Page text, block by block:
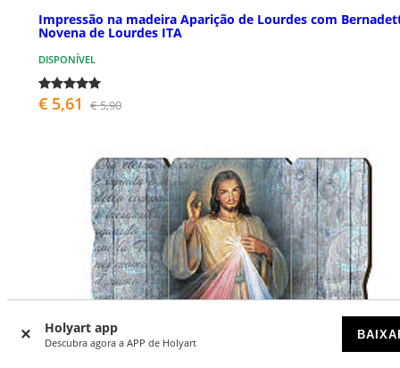
Holyart app
Descubra agora a APP de Holyart
Impressão na madeira Aparição de Lourdes com
Novena de Lourdes ITA
DISPONÍVEL
€ 5,61 € 5,90